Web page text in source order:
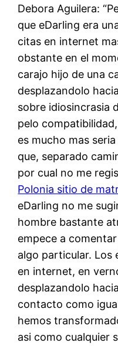
Debora Aguilera:
que eDarling era
citas en internet
obstante en el
carajo hijo de una
desplazandolo
sobre idiosincrasia
pelo
es mucho mas
que, separado
por cual no me
Polonia sitio de
eDarling no me
hombre bastante
empece a
algo particular. Los
en internet, en
desplazandolo
contacto como
hemos
asi­ como cualquier